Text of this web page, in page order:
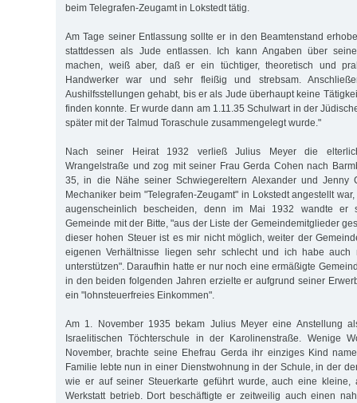
beim Telegrafen-Zeugamt in Lokstedt tätig.
Am Tage seiner Entlassung sollte er in den Beamtenstand
stattdessen als Jude entlassen. Ich kann Angaben über
machen, weiß aber, daß er ein tüchtiger, theoretisch und
Handwerker war und sehr fleißig und strebsam.
Aushilfsstellungen gehabt, bis er als Jude überhaupt keine
finden konnte. Er wurde dann am 1.11.35 Schulwart in der
später mit der Talmud Toraschule zusammengelegt wurde."
Nach seiner Heirat 1932 verließ Julius Meyer die
Wrangelstraße und zog mit seiner Frau Gerda Cohen nach
35, in die Nähe seiner Schwiegereltern Alexander und Jenny
Mechaniker beim "Telegrafen-Zeugamt" in Lokstedt angestellt
augenscheinlich bescheiden, denn im Mai 1932 wandte er
Gemeinde mit der Bitte, "aus der Liste der Gemeindemitglieder
dieser hohen Steuer ist es mir nicht möglich, weiter der
eigenen Verhältnisse liegen sehr schlecht und ich habe auch
unterstützen". Daraufhin hatte er nur noch eine ermäßigte
in den beiden folgenden Jahren erzielte er aufgrund seiner
ein "lohnsteuerfreies Einkommen".
Am 1. November 1935 bekam Julius Meyer eine Anstellung
Israelitischen Töchterschule in der Karolinenstraße. Wenige
November, brachte seine Ehefrau Gerda ihr einziges Kind
Familie lebte nun in einer Dienstwohnung in der Schule, in der
wie er auf seiner Steuerkarte geführt wurde, auch eine kleine,
Werkstatt betrieb. Dort beschäftigte er zeitweilig auch einen